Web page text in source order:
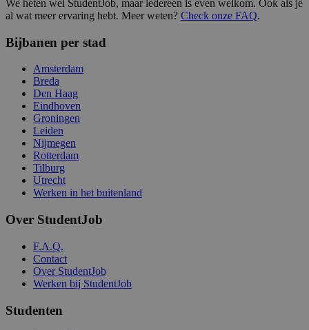
We heten wel StudentJob, maar iedereen is even welkom. Ook als je
al wat meer ervaring hebt. Meer weten? Check onze FAQ.
Bijbanen per stad
Amsterdam
Breda
Den Haag
Eindhoven
Groningen
Leiden
Nijmegen
Rotterdam
Tilburg
Utrecht
Werken in het buitenland
Over StudentJob
F.A.Q.
Contact
Over StudentJob
Werken bij StudentJob
Studenten